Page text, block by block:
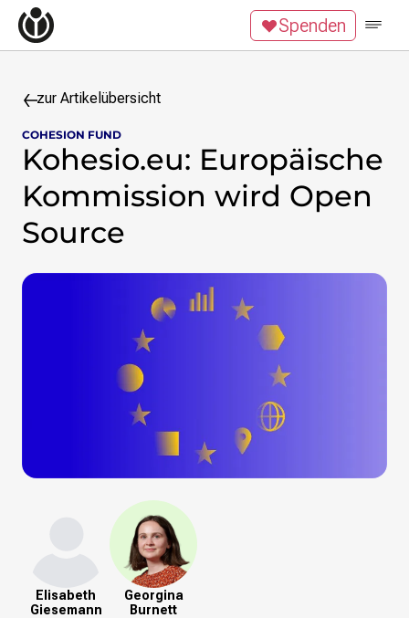
Zum Inhalt überspringen
Impressum
Datenschutzerklärung
Kontakt
Suchanfrage
Suchen
Spenden
zur Artikelübersicht
COHESION FUND
Kohesio.eu: Europäische
Kommission wird Open
Source
Elisabeth
Giesemann
Georgina
Burnett